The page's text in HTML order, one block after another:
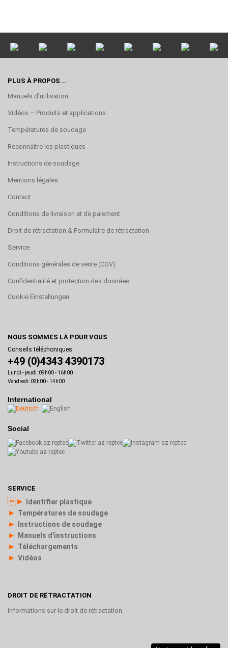
PLUS À PROPOS...
Manuels d’utilisation
Vidéos – Produits et applications
Températures de soudage
Reconnaître les plastiques
Instructions de soudage
Mentions légales
Contact
Conditions de livraison et de paiement
Droit de rétractation & Formulaire de rétractation
Service
Conditions générales de vente (CGV)
Confidentialité et protection des données
Cookie Einstellungen
NOUS SOMMES LÀ POUR VOUS
Conseils téléphoniques
+49 (0)4343 4390173
Lundi - jeudi: 09h00 - 16h00
Vendredi: 09h00 - 14h00
International
Social
SERVICE
► Identifier plastique
► Températures de soudage
► Instructions de soudage
► Manuels d'instructions
► Téléchargements
► Vidéos
DROIT DE RÉTRACTATION
Informations sur le droit de rétractation